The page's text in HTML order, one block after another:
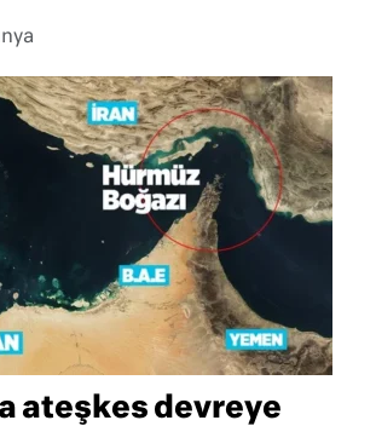
ateşkes devreye